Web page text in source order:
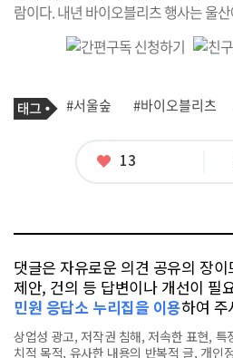
람이다. 내년 바이오블리츠 행사는 울
기
사
태
그
#서울숲 #바이오블리츠
좋
13
댓글은 자유로운 의견 공유의 장
제안, 건의 등 답변이나 개선이 필
민원 응답소 누리집을 이용하여 주
상업성 광고, 저작권 침해, 저속한 표현, 특
치적 목적, 유사한 내용의 반복적 글, 개인